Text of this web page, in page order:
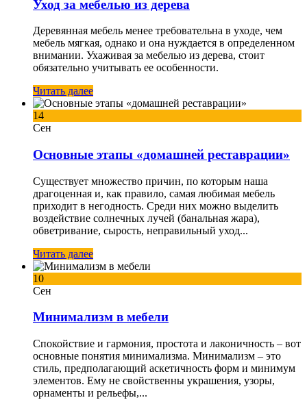
Уход за мебелью из дерева
Деревянная мебель менее требовательна в уходе, чем
мебель мягкая, однако и она нуждается в определенном
внимании. Ухаживая за мебелью из дерева, стоит
обязательно учитывать ее особенности.
Читать далее
14
Сен
Основные этапы «домашней реставрации»
Существует множество причин, по которым наша
драгоценная и, как правило, самая любимая мебель
приходит в негодность. Среди них можно выделить
воздействие солнечных лучей (банальная жара),
обветривание, сырость, неправильный уход...
Читать далее
10
Сен
Минимализм в мебели
Спокойствие и гармония, простота и лаконичность – вот
основные понятия минимализма. Минимализм – это
стиль, предполагающий аскетичность форм и минимум
элементов. Ему не свойственны украшения, узоры,
орнаменты и рельефы,...